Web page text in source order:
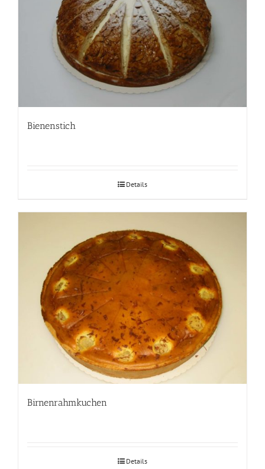
Bienenstich
Details
Birnenrahmkuchen
Details